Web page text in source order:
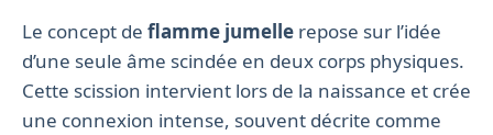
Le concept de flamme jumelle repose sur l’idée
d’une seule âme scindée en deux corps physiques.
Cette scission intervient lors de la naissance et crée
une connexion intense, souvent décrite comme